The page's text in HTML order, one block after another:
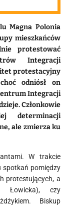
Magna Polonia
mieszkańców
protestować
Integracji
protestacyjny
odniósł on
Integracji
Członkowie
determinacji
ale zmierza ku
W trakcie
spotkań pomiędzy
protestujących, a
Łowicka), czy
Biskup